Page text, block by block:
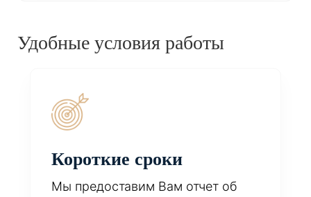
Удобные условия работы
Короткие сроки
Мы предоставим Вам отчет об